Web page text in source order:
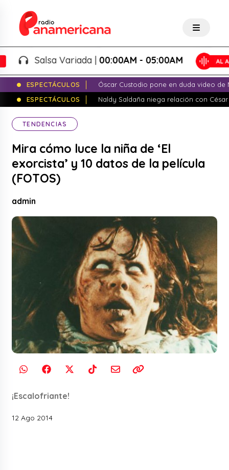
Salsa Variada |00:00AM - 05:00AM
ESPECTÁCULOS
Óscar Custodio pone en duda video de
ESPECTÁCULOS
Naldy Saldaña niega relación con
TENDENCIAS
Mira cómo luce la niña de ‘El
exorcista’ y 10 datos de la película
(FOTOS)
admin
¡Escalofriante!
12 Ago 2014